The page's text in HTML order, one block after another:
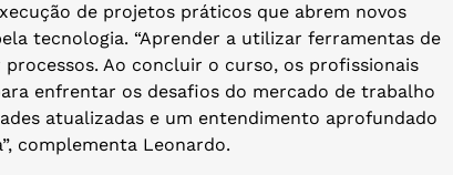
de projetos práticos que abrem novos
tecnologia. “Aprender a utilizar ferramentas de
Ao concluir o curso, os profissionais
enfrentar os desafios do mercado de trabalho
atualizadas e um entendimento aprofundado
complementa Leonardo.